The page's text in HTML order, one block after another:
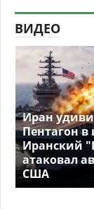
ВИДЕО
Иран
Пентагон в
Иранский
атаковал
США